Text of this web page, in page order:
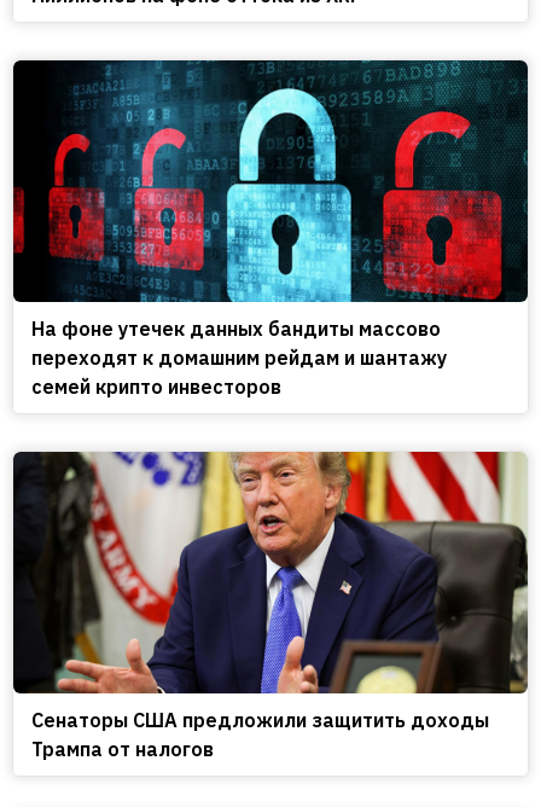
На фоне утечек данных бандиты массово
переходят к домашним рейдам и шантажу
семей крипто инвесторов
Сенаторы США предложили защитить доходы
Трампа от налогов